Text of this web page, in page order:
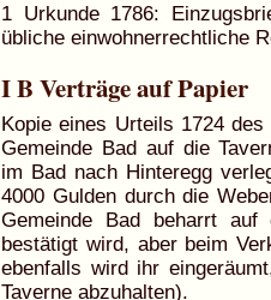
1 Urkunde 1786:
übliche einwohnerrechtliche
I B Verträge auf Papier
Kopie eines Urteils 1724
Gemeinde Bad auf die
im Bad nach Hinteregg
4000 Gulden durch die
Gemeinde Bad beharrt auf
bestätigt wird, aber beim
ebenfalls wird ihr
Taverne abzuhalten).